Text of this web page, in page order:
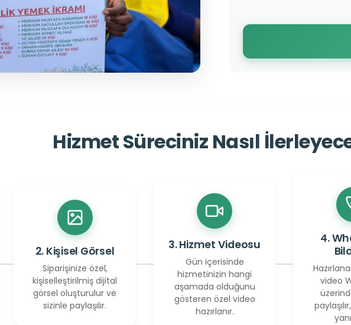
Hizmet Süreciniz Nasıl
2. Kişisel Görsel
Siparişinize özel,
kişiselleştirilmiş dijital
görsel oluşturulur ve
sizinle paylaşılır.
3. Hizmet Videosu
Gün içerisinde
hizmetinizin hangi
aşamada olduğunu
gösteren özel video
hazırlanır.
4.
video